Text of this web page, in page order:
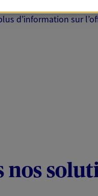
d’information sur
nos